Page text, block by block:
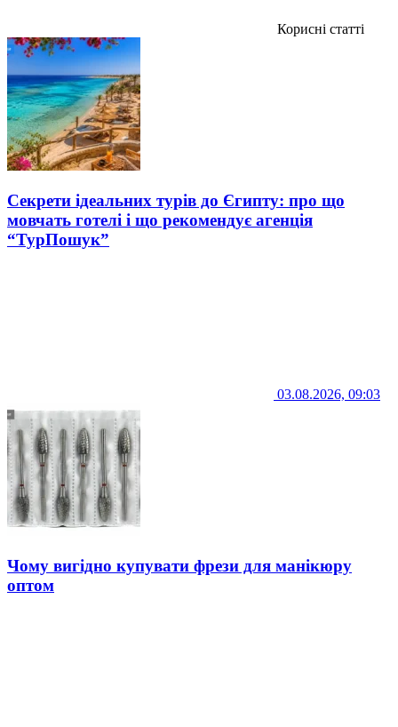
Корисні статті
Секрети ідеальних турів до Єгипту: про що
мовчать готелі і що рекомендує агенція
“ТурПошук”
03.08.2026, 09:03
Чому вигідно купувати фрези для манікюру
оптом